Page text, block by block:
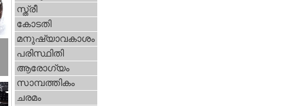
സ്ത്രീ
കോടതി
മനുഷ്യാവകാശം
പരിസ്ഥിതി
ആരോഗ്യം
സാമ്പത്തികം
ചരമം